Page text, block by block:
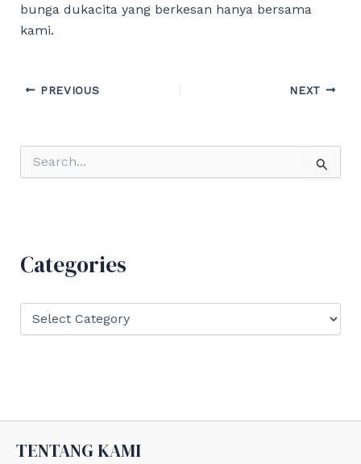
bunga dukacita yang berkesan hanya bersama
kami.
Post
PREVIOUS NEXT
o
Categories
i
s
TENTANG KAMI